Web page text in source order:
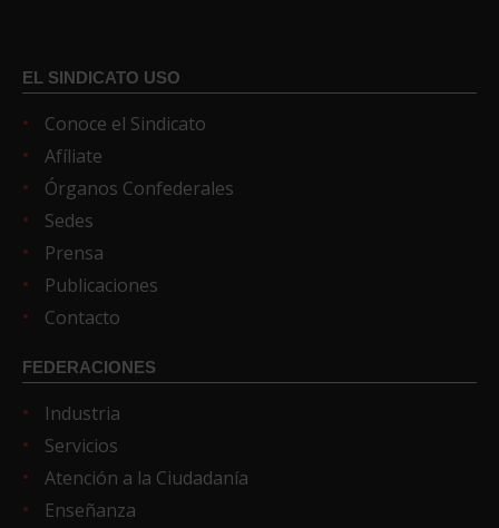
EL SINDICATO USO
Conoce el Sindicato
Afíliate
Órganos Confederales
Sedes
Prensa
Publicaciones
Contacto
FEDERACIONES
Industria
Servicios
Atención a la Ciudadanía
Enseñanza